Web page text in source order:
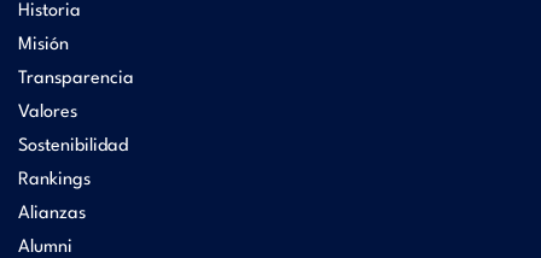
Historia
Misión
Transparencia
Valores
Sostenibilidad
Rankings
Alianzas
Alumni